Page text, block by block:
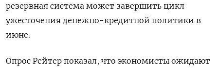
резервная система может завершить цикл
ужесточения денежно-кредитной политики в
июне.
Опрос Рейтер показал, что экономисты ожидают